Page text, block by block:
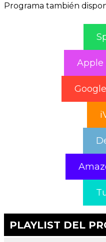
Programa también
Apple
PLAYLIST DEL